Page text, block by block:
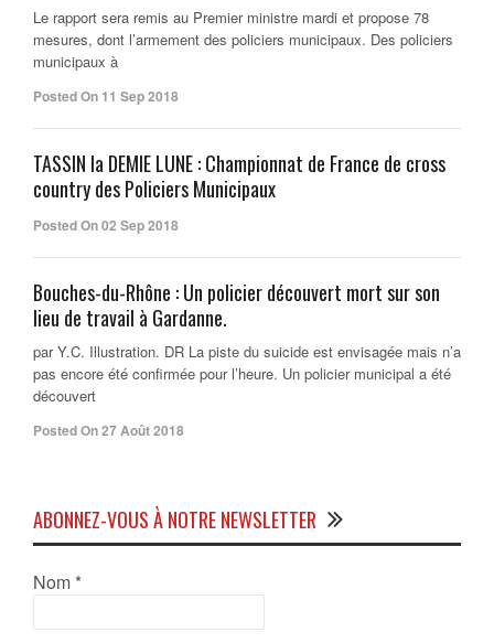
Le rapport sera remis au Premier ministre mardi et propose 78
mesures, dont l’armement des policiers municipaux. Des policiers
municipaux à
Posted On 11 Sep 2018
TASSIN la DEMIE LUNE : Championnat de France de cross
country des Policiers Municipaux
Posted On 02 Sep 2018
Bouches-du-Rhône : Un policier découvert mort sur son
lieu de travail à Gardanne.
par Y.C. Illustration. DR La piste du suicide est envisagée mais n’a
pas encore été confirmée pour l’heure. Un policier municipal a été
découvert
Posted On 27 Août 2018
ABONNEZ-VOUS À NOTRE NEWSLETTER
Nom *